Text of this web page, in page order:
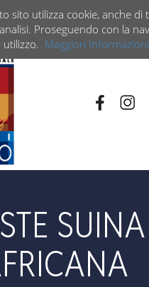
LO SHOP
SUINA
sito utilizza cookie, anche di
Proseguendo con la
Maggiori Informazioni